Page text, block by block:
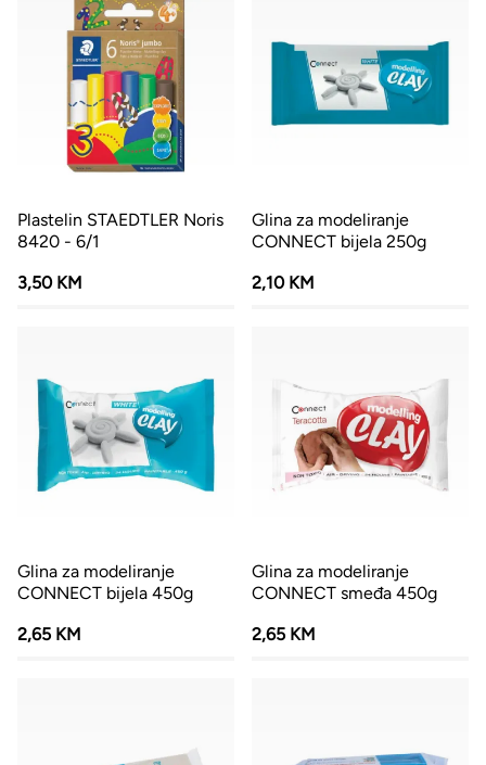
Plastelin STAEDTLER Noris
8420 - 6/1
3,50 KM
Glina za modeliranje
CONNECT bijela 250g
2,10 KM
Glina za modeliranje
CONNECT bijela 450g
2,65 KM
Glina za modeliranje
CONNECT smeđa 450g
2,65 KM